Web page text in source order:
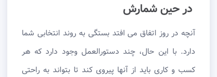
در حین شمارش
آنچه در روز اتفاق می افتد بستگی به روند انتخابی شما
دارد. با این حال، چند دستورالعمل وجود دارد که هر
کسب و کاری باید از آنها پیروی کند تا بتواند به راحتی